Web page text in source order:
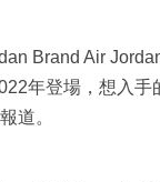
Brand Air
年登場，想入手
道。